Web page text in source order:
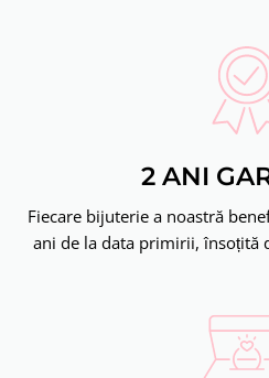
2 ANI
Fiecare bijuterie a noastră
ani de la data primirii, însoțită